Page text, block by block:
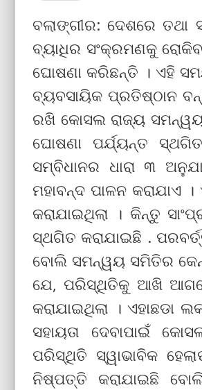
ବଲାଙ୍ଗୀର: ଦେଶରେ
ବ୍ୟାଧିର ସଂକ୍ରମଣକୁ
ଘୋଷଣା କରିଛନ୍ତି । ଏହି
ବ୍ୟବସାୟିକ ପ୍ରତିଷ୍ଠାନ
ରଖି କୋସଲ ରାଜ୍ୟ
ଘୋଷଣା ପର୍ଯ୍ୟନ୍ତ
ସମ୍ବିଧାନର ଧାରା ୩
ମହାବନ୍ଦ ପାଳନ କରାଯାଏ
କରାଯାଇଥିଲା । କିନ୍ତୁ
ସ୍ଥଗିତ କରାଯାଇଛି .
ବୋଲି ସମନ୍ୱୟ ସମିତିର
ଯେ, ପରିସ୍ଥିତିକୁ ଆଖି
କରାଯାଇଥିଲା ।
ସହାୟତା ଦେବାପାଇଁ
ପରିସ୍ଥିତି ସ୍ୱାଭାବିକ
ନିଷ୍ପତ୍ତି କରାଯାଇଛି